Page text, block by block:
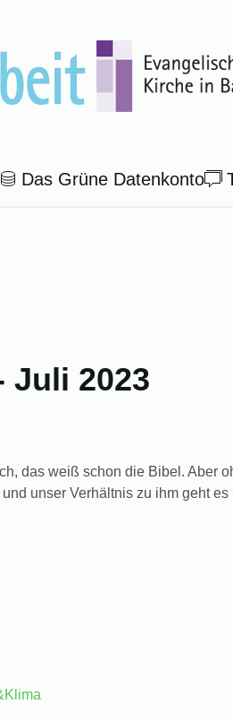
Das Grüne Datenkonto
Juli 2023
das weiß schon die Bibel. Aber
unser Verhältnis zu ihm geht